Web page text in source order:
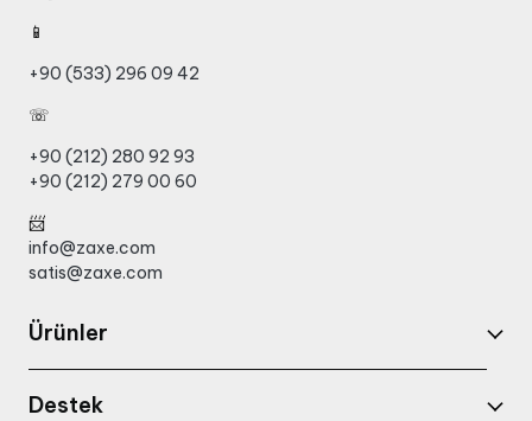
📱
+90 (533) 296 09 42
☏
+90 (212) 280 92 93
+90 (212) 279 00 60
📨
info@zaxe.com
satis@zaxe.com
Ürünler
Destek